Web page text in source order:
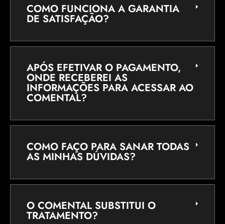
COMO FUNCIONA A GARANTIA
DE SATISFAÇÃO?
APÓS EFETIVAR O PAGAMENTO,
ONDE RECEBEREI AS
INFORMAÇÕES PARA ACESSAR AO
COMENTAL?
COMO FAÇO PARA SANAR TODAS
AS MINHAS DÚVIDAS?
O COMENTAL SUBSTITUI O
TRATAMENTO?